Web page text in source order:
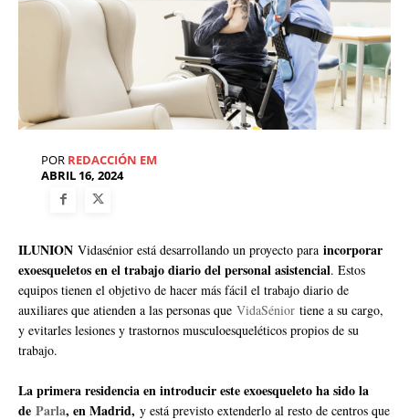
POR REDACCIÓN EM
ABRIL 16, 2024
ILUNION Vidasénior está desarrollando un proyecto para incorporar
exoesqueletos en el trabajo diario del personal asistencial. Estos
equipos tienen el objetivo de hacer más fácil el trabajo diario de
auxiliares que atienden a las personas que VidaSénior tiene a su cargo,
y evitarles lesiones y trastornos musculoesqueléticos propios de su
trabajo.
La primera residencia en introducir este exoesqueleto ha sido la
de Parla, en Madrid, y está previsto extenderlo al resto de centros que